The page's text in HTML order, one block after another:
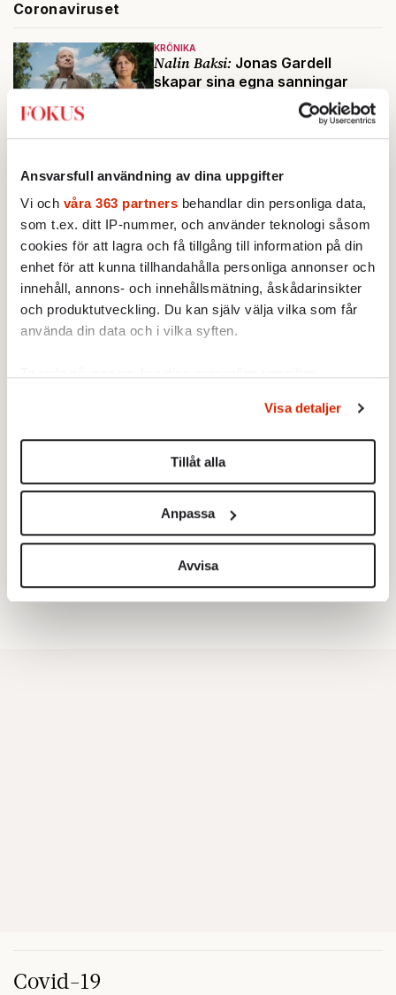
Ansvarsfull användning av dina uppgifter
Vi och våra 363 partners behandlar din personliga data,
som t.ex. ditt IP-nummer, och använder teknologi såsom
cookies för att lagra och få tillgång till information på din
enhet för att kunna tillhandahålla personliga annonser och
innehåll, annons- och innehållsmätning, åskådarinsikter
och produktutveckling. Du kan själv välja vilka som får
använda din data och i vilka syften.
Du kan ändra eller dra tillbaka ditt samtycke när som
helst från cookie-förklaringen.
Vi använder enhetsidentifierare för att anpassa innehållet
för sociala medier och analysera vår trafik. Vi
vidarebefordrar även sådana identifierare och annan
information från din enhet till de sociala medier och
annons- och analysföretag som vi samarbetar med.
Dessa kan i sin tur kombinera informationen med annan
Visa detaljer
Tillåt alla
Anpassa
Avvisa
Coronaviruset
KRÖNIKA
Nalin Baksi: Jonas Gardell
skapar sina egna sanningar
Jon Åsberg:Buskis är bästa
sättet att beskriva statens
misslyckanden
Testa vår valkompass 2026!
Testa här!
Covid-19